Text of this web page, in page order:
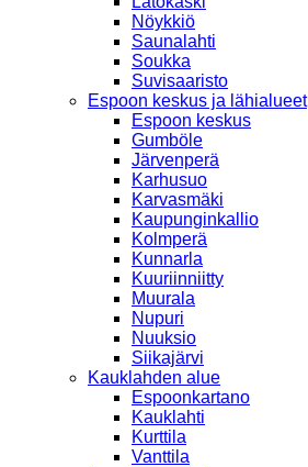
Nöykkiö
Saunalahti
Soukka
Suvisaaristo
Espoon keskus ja lähialueet
Espoon keskus
Gumböle
Järvenperä
Karhusuo
Karvasmäki
Kaupunginkallio
Kolmperä
Kunnarla
Kuuriinniitty
Muurala
Nupuri
Nuuksio
Siikajärvi
Kauklahden alue
Espoonkartano
Kauklahti
Kurttila
Vanttila